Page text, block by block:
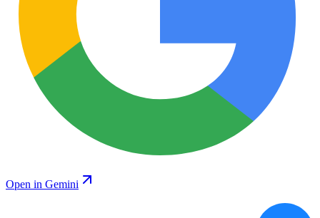
Open in Gemini